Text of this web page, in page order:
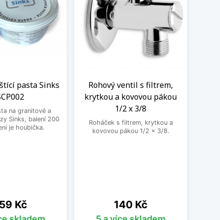
pasta Sinks
na granitové a
Sinks, balení 200
je houbička.
Kč
Rohový ventil s filtrem,
krytkou a kovovou pákou
1/2 x 3/8
Roháček s filtrem, krytkou a
kovovou pákou 1/2 x 3/8.
Cena
140 Kč